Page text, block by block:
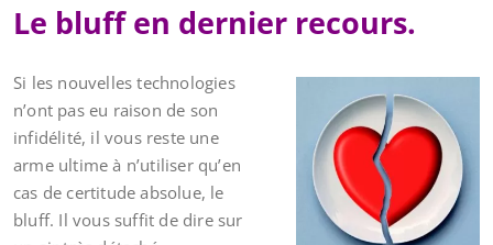
Le bluff en dernier recours.
Si les nouvelles technologies
n’ont pas eu raison de son
infidélité, il vous reste une
arme ultime à n’utiliser qu’en
cas de certitude absolue, le
bluff. Il vous suffit de dire sur